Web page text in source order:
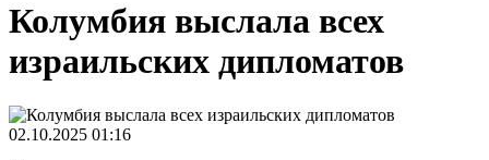
Колумбия выслала всех
израильских дипломатов
02.10.2025 01:16